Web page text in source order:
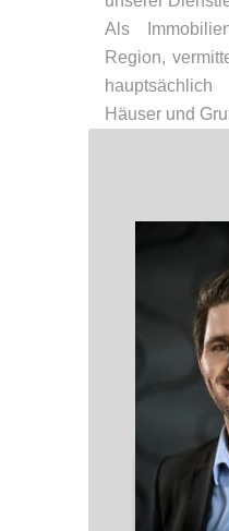
Als
Region,
Häuser und